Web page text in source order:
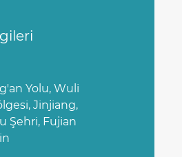
Yolu, Wuli
Jinjiang,
Şehri, Fujian